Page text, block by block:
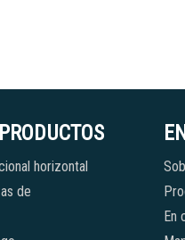
horizontal
de
En